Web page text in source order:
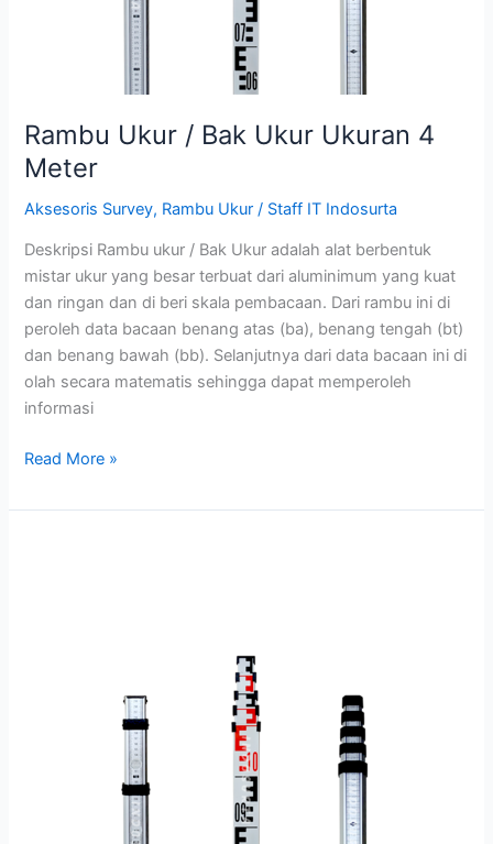
Rambu Ukur / Bak Ukur Ukuran 4
Meter
Aksesoris Survey, Rambu Ukur / Staff IT Indosurta
Deskripsi Rambu ukur / Bak Ukur adalah alat berbentuk
mistar ukur yang besar terbuat dari aluminimum yang kuat
dan ringan dan di beri skala pembacaan. Dari rambu ini di
peroleh data bacaan benang atas (ba), benang tengah (bt)
dan benang bawah (bb). Selanjutnya dari data bacaan ini di
olah secara matematis sehingga dapat memperoleh
informasi
Read More »